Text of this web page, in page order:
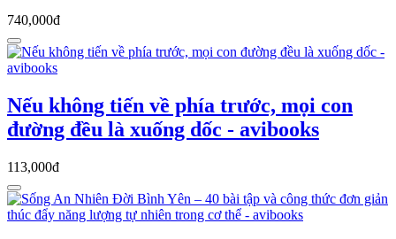
740,000đ
Nếu không tiến về phía trước, mọi con
đường đều là xuống dốc - avibooks
113,000đ